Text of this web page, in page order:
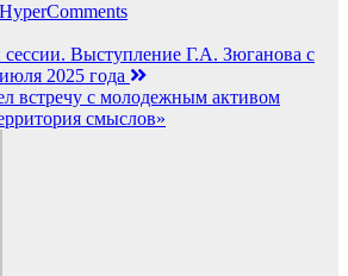
сессии. Выступление Г.А. Зюганова с
2025 года
встречу с молодежным активом
смыслов»